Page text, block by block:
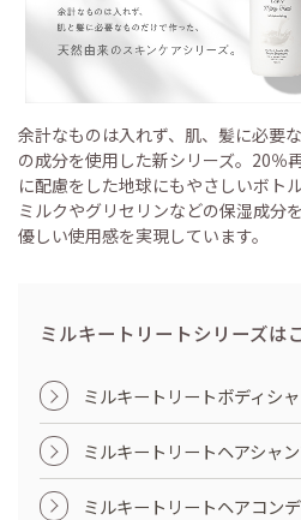
余計なものは入れず、肌、髪に必要
の成分を使用した新シリーズ。20％
に配慮をした地球にもやさしいボト
ミルクやグリセリンなどの保湿成分
優しい使用感を実現しています。
ミルキートリートシリーズは
ミルキートリートボディシ
ミルキートリートヘアシャ
ミルキートリートヘアコン